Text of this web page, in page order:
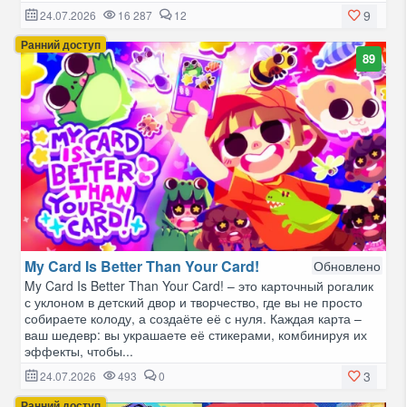
9
24.07.2026 16 287 12
Ранний доступ
89
My Card Is Better Than Your Card!
Обновлено
My Card Is Better Than Your Card! – это карточный рогалик
с уклоном в детский двор и творчество, где вы не просто
собираете колоду, а создаёте её с нуля. Каждая карта –
ваш шедевр: вы украшаете её стикерами, комбинируя их
эффекты, чтобы...
3
24.07.2026 493 0